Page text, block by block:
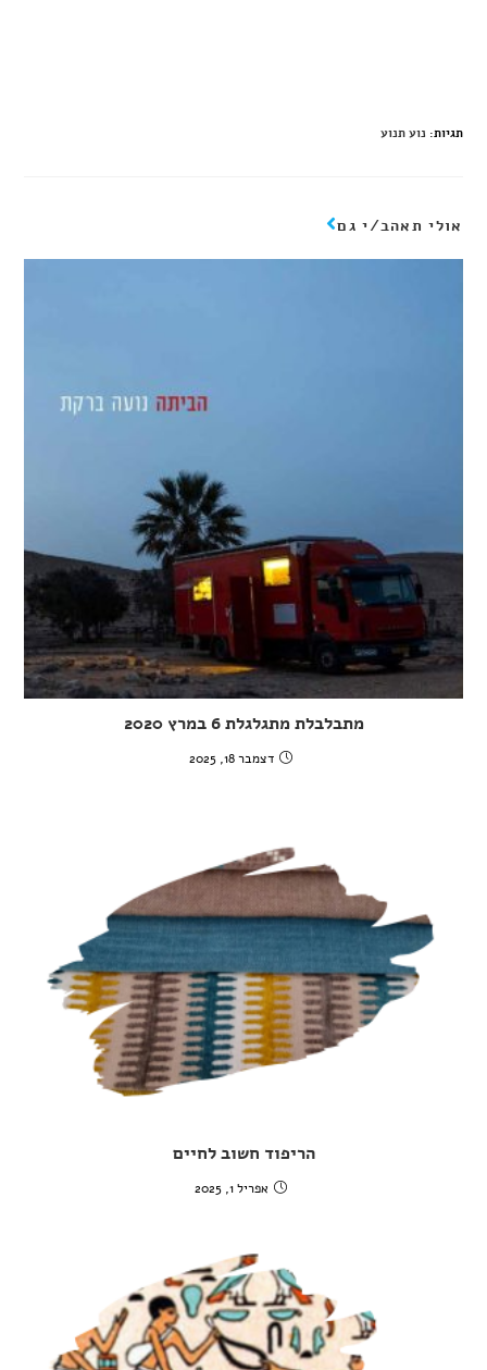
תגיות: נוע תנוע
אולי תאהב/י גם
מתבלבלת מתגלגלת 6 במרץ 2020
דצמבר 18, 2025
הריפוד חשוב לחיים
אפריל 1, 2025